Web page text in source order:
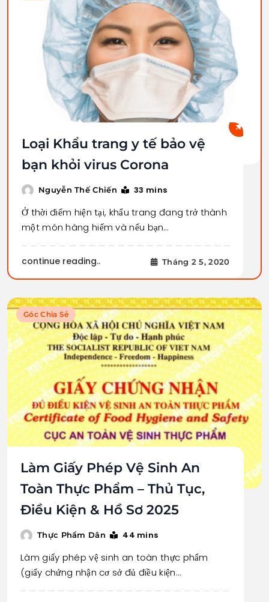
Loại Khẩu trang y tế bảo vệ
bạn khỏi virus Corona
Nguyễn Thế Chiến 33 mins
Ở thời điểm hiện tại, khẩu trang đang trở thành
một món hàng hiếm và nếu bạn…
continue reading.. Tháng 2 5, 2020
Góc Chia Sẻ
Làm Giấy Phép Vệ Sinh An
Toàn Thực Phẩm – Thủ Tục,
Điều Kiện & Hồ Sơ 2025
Thực Phẩm Dân 44 mins
Làm giấy phép vệ sinh an toàn thực phẩm
(giấy chứng nhận cơ sở đủ điều kiện…